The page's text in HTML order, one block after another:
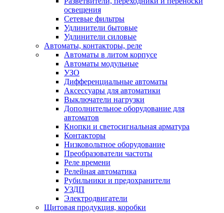
освещения
Сетевые фильтры
Удлинители бытовые
Удлинители силовые
Автоматы, контакторы, реле
Автоматы в литом корпусе
Автоматы модульные
УЗО
Дифференциальные автоматы
Аксессуары для автоматики
Выключатели нагрузки
Дополнительное оборудование для
автоматов
Кнопки и светосигнальная арматура
Контакторы
Низковольтное оборудование
Преобразователи частоты
Реле времени
Релейная автоматика
Рубильники и предохранители
УЗДП
Электродвигатели
Щитовая продукция, коробки